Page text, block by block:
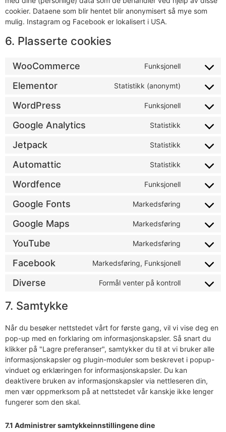
cookier. Dataene som blir hentet blir anonymisert så mye som
mulig. Instagram og Facebook er lokalisert i USA.
6. Plasserte cookies
WooCommerce Funksjonell
Elementor Statistikk (anonymt)
WordPress Funksjonell
Google Analytics Statistikk
Jetpack Statistikk
Automattic Statistikk
Wordfence Funksjonell
Google Fonts Markedsføring
Google Maps Markedsføring
YouTube Markedsføring
Facebook Markedsføring, Funksjonell
Diverse Formål venter på kontroll
7. Samtykke
Når du besøker nettstedet vårt for første gang, vil vi vise deg en
pop-up med en forklaring om informasjonskapsler. Så snart du
klikker på "Lagre preferanser", samtykker du til at vi bruker alle
informasjonskapsler og plugin-moduler som beskrevet i popup-
vinduet og erklæringen for informasjonskapsler. Du kan
deaktivere bruken av informasjonskapsler via nettleseren din,
men vær oppmerksom på at nettstedet vår kanskje ikke lenger
fungerer som den skal.
7.1 Administrer samtykkeinnstillingene dine